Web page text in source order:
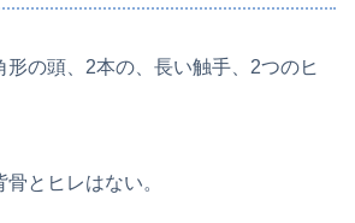
形の頭、2本の、長い触手、2つのヒ
とヒレはない。